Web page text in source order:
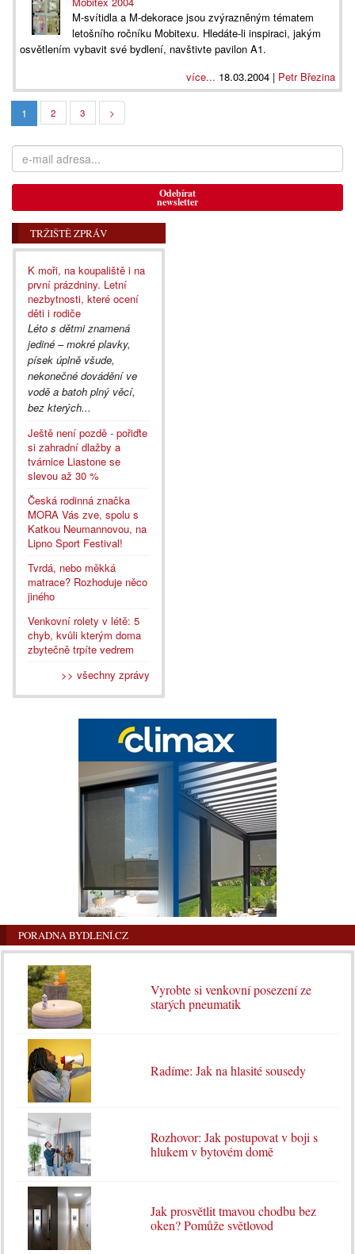
M-svítidla a M-dekorace jsou zvýrazněným tématem
letošního ročníku Mobitexu. Hledáte-li inspiraci, jakým
osvětlením vybavit své bydlení, navštivte pavilon A1.
více... 18.03.2004 | Petr Březina
1 2 3 >
Odebírat
newsletter
TRŽIŠTĚ ZPRÁV
K moři, na koupaliště i na
první prázdniny. Letní
nezbytnosti, které ocení
děti i rodiče
Léto s dětmi znamená
jediné – mokré plavky,
písek úplně všude,
nekonečné dovádění ve
vodě a batoh plný věcí,
bez kterých...
Ještě není pozdě - pořiďte
si zahradní dlažby a
tvárnice Liastone se
slevou až 30 %
Česká rodinná značka
MORA Vás zve, spolu s
Katkou Neumannovou, na
Lipno Sport Festival!
Tvrdá, nebo měkká
matrace? Rozhoduje něco
jiného
Venkovní rolety v létě: 5
chyb, kvůli kterým doma
zbytečně trpíte vedrem
>> všechny zprávy
PORADNA BYDLENÍ.CZ
Vyrobte si venkovní posezení ze
starých pneumatik
Radíme: Jak na hlasité sousedy
Rozhovor: Jak postupovat v boji s
hlukem v bytovém domě
Jak prosvětlit tmavou chodbu bez
oken? Pomůže světlovod